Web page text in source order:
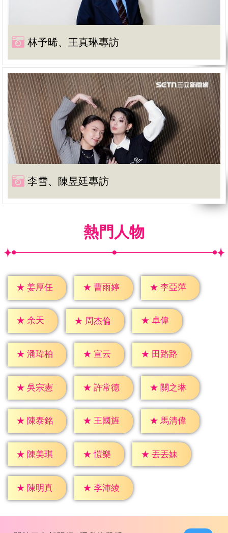
林予晞、王真琳專訪
李雪、陳昱廷專訪
熱門人物
★ 姜厚任 ★ 曹雨婷 ★ 李亞萍
★ 余天 ★ 周杰倫 ★ 卓偉
★ 潘瑋柏 ★ 宣云 ★ 田路路
★ 吳宗憲 ★ 許常德 ★ 關之琳
★ 陳泰銘 ★ 王國旌 ★ 馬清偉
★ 陳美琪 ★ 愷樂 ★ 丟丟妹
★ 陳明真 ★ 李沛綾